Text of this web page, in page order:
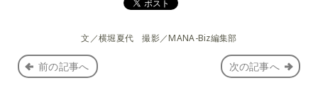
文／横堀夏代 撮影／MANA-Biz編集部
前の記事へ 次の記事へ